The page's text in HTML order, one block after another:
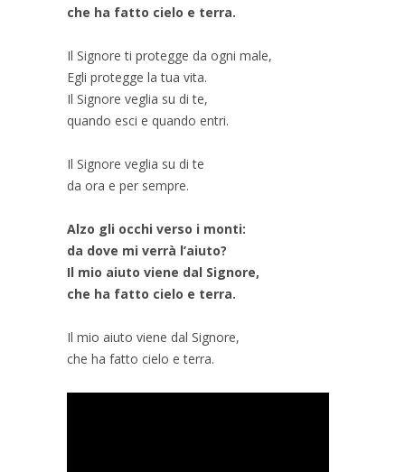
che ha fatto cielo e terra.
Il Signore ti protegge da ogni male,
Egli protegge la tua vita.
Il Signore veglia su di te,
quando esci e quando entri.
Il Signore veglia su di te
da ora e per sempre.
Alzo gli occhi verso i monti:
da dove mi verrà l’aiuto?
Il mio aiuto viene dal Signore,
che ha fatto cielo e terra.
Il mio aiuto viene dal Signore,
che ha fatto cielo e terra.